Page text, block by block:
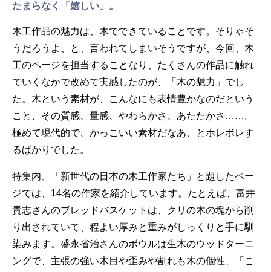
たまらなく「嬉しい」。
木工作品の魅力は、木でできていることです。そりゃそ
うだろうよ、と、言われてしまいそうですが、今回、木
工のページを担当することなり、たくさんの作品に触れ
ていくなかで改めて実感したのが、「木の魅力」でし
た。木という素材が、こんなにも表情豊かなのだという
こと、その質感、量感、やわらかさ、あたたかさ……。
極めて現代的で、かっこいい素材だなあ、とホレボレす
るばかりでした。
特集内、「新世代の日本の木工作家たち」と題したペー
ジでは、14名の作家を紹介しています。たとえば、富井
貴志さんのブレッドバスケットは、クリの木の塊から削
り出されていて、程よい厚みと重みがしっくりと手に馴
染みます。盛永省治さんのボウルは生木のウッドターニ
ングで、主張の強い木目や歪みや割れも木の個性、「こ